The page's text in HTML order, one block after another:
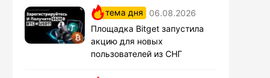
тема дня
06.08.2026
Площадка Bitget запустила
акцию для новых
пользователей из СНГ